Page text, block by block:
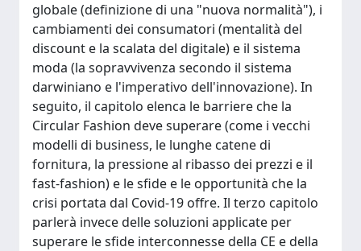
globale (definizione di una "nuova normalità"), i
cambiamenti dei consumatori (mentalità del
discount e la scalata del digitale) e il sistema
moda (la sopravvivenza secondo il sistema
darwiniano e l'imperativo dell'innovazione). In
seguito, il capitolo elenca le barriere che la
Circular Fashion deve superare (come i vecchi
modelli di business, le lunghe catene di
fornitura, la pressione al ribasso dei prezzi e il
fast-fashion) e le sfide e le opportunità che la
crisi portata dal Covid-19 offre. Il terzo capitolo
parlerà invece delle soluzioni applicate per
superare le sfide interconnesse della CE e della